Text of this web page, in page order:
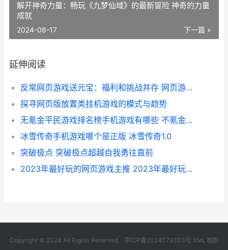
解开神奇力量：畅玩《九梦仙域》的最新冒险 神奇的力量
成就
下一篇 »
2024-08-17
延伸阅读
反常网页游戏送元宝：福利和挑战并存 网页游戏返利网
探寻网页版放置类挂机游戏的模式与趋势
无氪金平民游戏排名榜手机游戏有哪些 不氪金的好玩游戏
冰雪传奇手机游戏哪个是正版 冰雪传奇1.0
突破极点 突破极点超越自我勇往直前
2023年最好玩的网页游戏主推 2023年最好玩的网游
Copyright © 2024 All Rights Reserved. 京ICP备2024079303号 XML地图